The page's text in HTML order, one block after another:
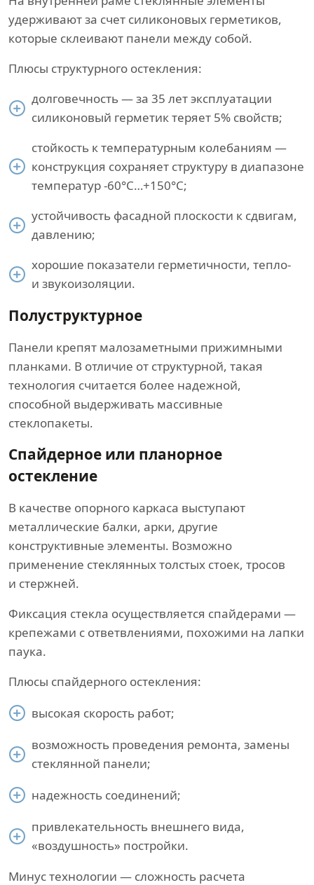
удерживают за счет силиконовых герметиков,
которые склеивают панели между собой.
Плюсы структурного остекления:
долговечность — за 35 лет эксплуатации
силиконовый герметик теряет 5% свойств;
стойкость к температурным колебаниям —
конструкция сохраняет структуру в диапазоне
температур -60°С…+150°С;
устойчивость фасадной плоскости к сдвигам,
давлению;
хорошие показатели герметичности, тепло-
и звукоизоляции.
Полуструктурное
Панели крепят малозаметными прижимными
планками. В отличие от структурной, такая
технология считается более надежной,
способной выдерживать массивные
стеклопакеты.
Спайдерное или планорное
остекление
В качестве опорного каркаса выступают
металлические балки, арки, другие
конструктивные элементы. Возможно
применение стеклянных толстых стоек, тросов
и стержней.
Фиксация стекла осуществляется спайдерами —
крепежами с ответвлениями, похожими на лапки
паука.
Плюсы спайдерного остекления:
высокая скорость работ;
возможность проведения ремонта, замены
стеклянной панели;
надежность соединений;
привлекательность внешнего вида,
«воздушность» постройки.
Минус технологии — сложность расчета